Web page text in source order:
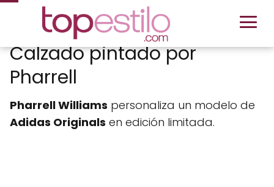
Calzado pintado por
Pharrell
Pharrell Williams personaliza un modelo de
Adidas Originals en edición limitada.